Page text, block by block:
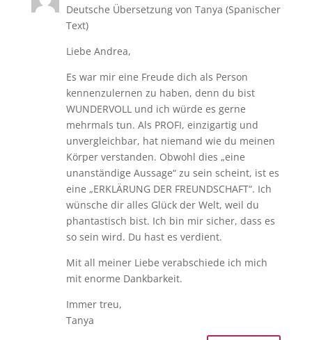
Deutsche Übersetzung von Tanya (Spanischer
Text)
Liebe Andrea,
Es war mir eine Freude dich als Person
kennenzulernen zu haben, denn du bist
WUNDERVOLL und ich würde es gerne
mehrmals tun. Als PROFI, einzigartig und
unvergleichbar, hat niemand wie du meinen
Körper verstanden. Obwohl dies „eine
unanständige Aussage“ zu sein scheint, ist es
eine „ERKLÄRUNG DER FREUNDSCHAFT“. Ich
wünsche dir alles Glück der Welt, weil du
phantastisch bist. Ich bin mir sicher, dass es
so sein wird. Du hast es verdient.
Mit all meiner Liebe verabschiede ich mich
mit enorme Dankbarkeit.
Immer treu,
Tanya